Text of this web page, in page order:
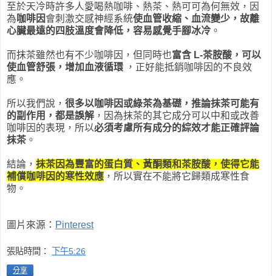
至於天冷時許多人愛喝熱咖啡、熱茶、熱可可為何無效，因
為咖啡因會刺激交感神經系統使血管收縮、血流變少，故離
心臟最遠的四肢溫度會降低，容易感覺手腳冰冷 。
而抹茶雖然也有不少咖啡因，但同時也富含 L-茶胺酸，可以
使血管舒張，增加血液循環 ，正好能抵銷咖啡因的不良效
應。
所以我們說， 很多以咖啡因或綠茶為基礎，推論抹茶可能有
的副作用，都是誤解 ，因為抹茶的其它成分可以中和或改善
咖啡因的表現，所以必須考慮所有成分的綜效才能正確評論
抹茶 。
結論， 抹茶因為豐富的蛋白質、黃酮類和茶胺酸，使得它能
補償咖啡因的寒性效應 ，所以實在不能將它歸類成寒性食
物。
圖片來源： Pinterest
張貼時間： 下午5:26
分享